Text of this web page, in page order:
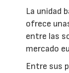
La unidad
ofrece
entre las
mercado
Entre sus